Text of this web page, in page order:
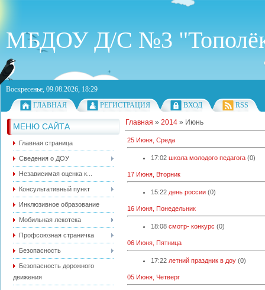
МБДОУ Д/С №3
Воскресенье, 09.08.2026, 18:29
ГЛАВНАЯ
РЕГИСТРАЦИЯ ВХОД RSS
МЕНЮ САЙТА
Главная страница
Сведения о ДОУ
Независимая оценка к...
Консультативный пункт
Инклюзивное образование
Мобильная лекотека
Профсоюзная страничка
Безопасность
Безопасность дорожного
движения
Главная » 2014 » Июнь
25 Июня, Среда
17:02 школа молодого педагога (0)
17 Июня, Вторник
15:22 день россии (0)
16 Июня, Понедельник
18:08 смотр- конкурс (0)
06 Июня, Пятница
17:22 летний праздник в доу (0)
05 Июня, Четверг